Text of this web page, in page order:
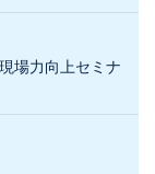
場力向上セミナ